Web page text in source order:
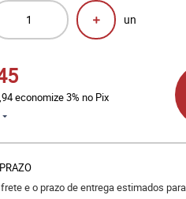
un
economize3% no Pix
e o prazo de entrega estimados